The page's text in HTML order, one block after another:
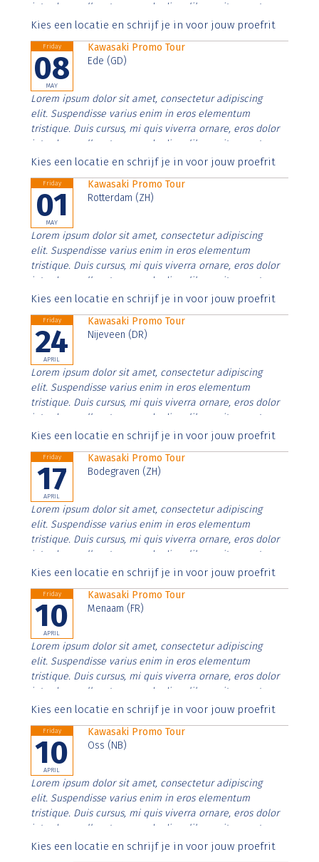
interdum nulla, ut commodo diam libero vitae erat.
Aenean faucibus nibh et justo cursus id rutrum lorem
Kies een locatie en schrijf je in voor jouw proefrit
Friday
08
MAY
Kawasaki Promo Tour
Ede (GD)
Lorem ipsum dolor sit amet, consectetur adipiscing
elit. Suspendisse varius enim in eros elementum
tristique. Duis cursus, mi quis viverra ornare, eros dolor
interdum nulla, ut commodo diam libero vitae erat.
Aenean faucibus nibh et justo cursus id rutrum lorem
Kies een locatie en schrijf je in voor jouw proefrit
Friday
01
MAY
Kawasaki Promo Tour
Rotterdam (ZH)
Lorem ipsum dolor sit amet, consectetur adipiscing
elit. Suspendisse varius enim in eros elementum
tristique. Duis cursus, mi quis viverra ornare, eros dolor
interdum nulla, ut commodo diam libero vitae erat.
Aenean faucibus nibh et justo cursus id rutrum lorem
Kies een locatie en schrijf je in voor jouw proefrit
Friday
24
APRIL
Kawasaki Promo Tour
Nijeveen (DR)
Lorem ipsum dolor sit amet, consectetur adipiscing
elit. Suspendisse varius enim in eros elementum
tristique. Duis cursus, mi quis viverra ornare, eros dolor
interdum nulla, ut commodo diam libero vitae erat.
Aenean faucibus nibh et justo cursus id rutrum lorem
Kies een locatie en schrijf je in voor jouw proefrit
Friday
17
APRIL
Kawasaki Promo Tour
Bodegraven (ZH)
Lorem ipsum dolor sit amet, consectetur adipiscing
elit. Suspendisse varius enim in eros elementum
tristique. Duis cursus, mi quis viverra ornare, eros dolor
interdum nulla, ut commodo diam libero vitae erat.
Aenean faucibus nibh et justo cursus id rutrum lorem
Kies een locatie en schrijf je in voor jouw proefrit
Friday
10
APRIL
Kawasaki Promo Tour
Menaam (FR)
Lorem ipsum dolor sit amet, consectetur adipiscing
elit. Suspendisse varius enim in eros elementum
tristique. Duis cursus, mi quis viverra ornare, eros dolor
interdum nulla, ut commodo diam libero vitae erat.
Aenean faucibus nibh et justo cursus id rutrum lorem
Kies een locatie en schrijf je in voor jouw proefrit
Friday
10
APRIL
Kawasaki Promo Tour
Oss (NB)
Lorem ipsum dolor sit amet, consectetur adipiscing
elit. Suspendisse varius enim in eros elementum
tristique. Duis cursus, mi quis viverra ornare, eros dolor
interdum nulla, ut commodo diam libero vitae erat.
Aenean faucibus nibh et justo cursus id rutrum lorem
Kies een locatie en schrijf je in voor jouw proefrit